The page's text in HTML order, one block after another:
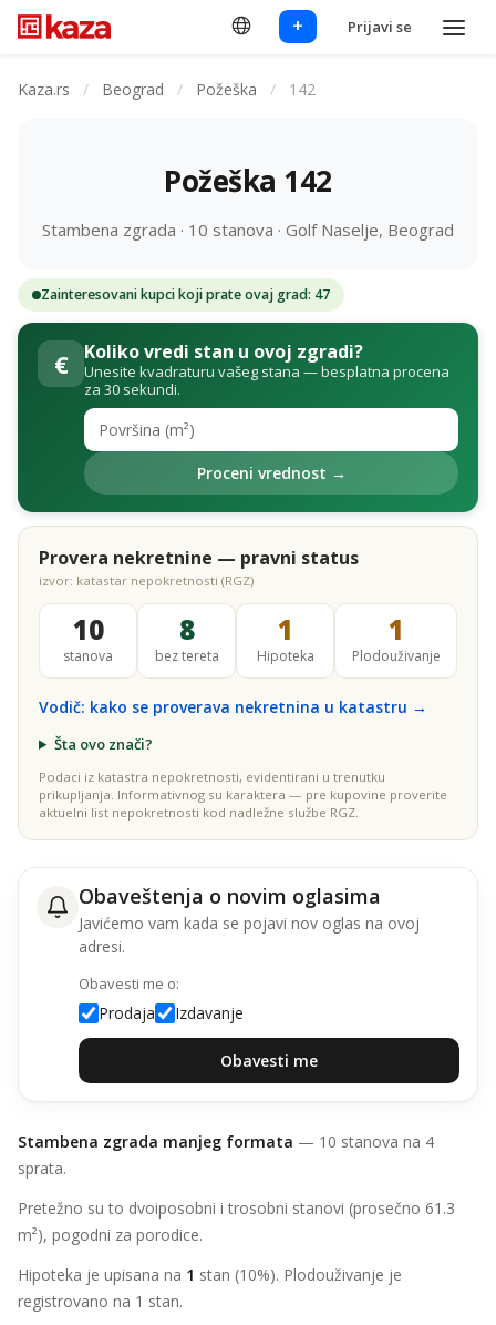
+ Prijavi se
Kaza.rs / Beograd / Požeška / 142
Požeška 142
Stambena zgrada · 10 stanova · Golf Naselje, Beograd
Zainteresovani kupci koji prate ovaj grad: 47
€ Koliko vredi stan u ovoj zgradi?
Unesite kvadraturu vašeg stana — besplatna procena
za 30 sekundi.
Proceni vrednost →
Provera nekretnine — pravni status
izvor: katastar nepokretnosti (RGZ)
10
stanova
8
bez tereta
1
Hipoteka
1
Plodouživanje
Vodič: kako se proverava nekretnina u katastru →
Šta ovo znači?
Podaci iz katastra nepokretnosti, evidentirani u trenutku
prikupljanja. Informativnog su karaktera — pre kupovine proverite
aktuelni list nepokretnosti kod nadležne službe RGZ.
Obaveštenja o novim oglasima
Javićemo vam kada se pojavi nov oglas na ovoj
adresi.
Obavesti me o:
Prodaja Izdavanje
Obavesti me
Stambena zgrada manjeg formata — 10 stanova na 4
sprata.
Pretežno su to dvoiposobni i trosobni stanovi (prosečno 61.3
m²), pogodni za porodice.
Hipoteka je upisana na 1 stan (10%). Plodouživanje je
registrovano na 1 stan.